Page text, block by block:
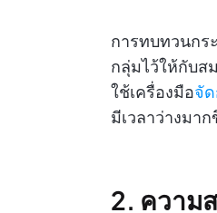
การทบทวนกร
กลุ่มไว้ให้กับส
ใช้เครื่องมือจั
มีเวลาว่างมา
2. ความ